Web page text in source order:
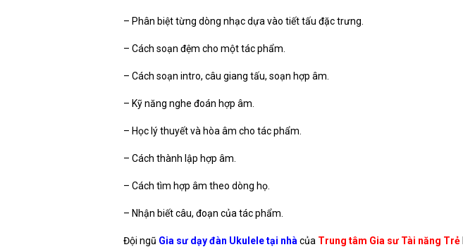
– Phân biệt từng dòng nhạc dựa vào tiết tấu đặc trưng.
– Cách soạn đệm cho một tác phẩm.
– Cách soạn intro, câu giang tấu, soạn hợp âm.
– Kỹ năng nghe đoán hợp âm.
– Học lý thuyết và hòa âm cho tác phẩm.
– Cách thành lập hợp âm.
– Cách tìm hợp âm theo dòng họ.
– Nhận biết câu, đoạn của tác phẩm.
Đội ngũ Gia sư dạy đàn Ukulele tại nhà của Trung tâm Gia sư Tài năng Trẻ